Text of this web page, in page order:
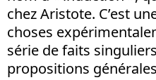
chez Aristote. C’est
choses
série de faits
propositions